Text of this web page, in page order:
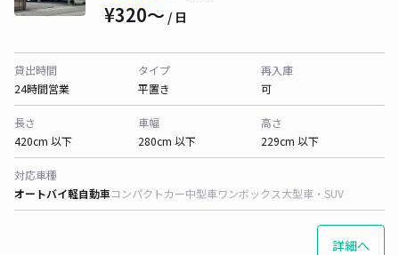
¥320〜 / 日
貸出時間
24時間営業
タイプ
平置き
再入庫
可
長さ
420cm 以下
車幅
280cm 以下
高さ
229cm 以下
対応車種
オートバイ軽自動車コンパクトカー中型車ワンボックス大型車・SUV
詳細へ